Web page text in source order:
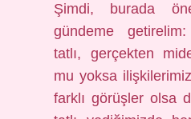
Şimdi, burada
gündeme
tatlı, gerçekten
mu yoksa
farklı görüşler olsa